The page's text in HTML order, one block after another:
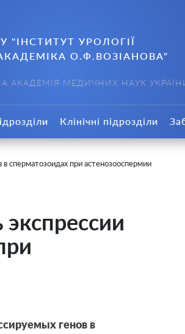
"ІНСТИТУТ УРОЛОГІЇ
О.Ф.ВОЗІАНОВА"
АКАДЕМІЯ МЕДИЧНИХ НАУК
Клінічні підрозділи
сперматозоидах при астенозооспермии
генов в